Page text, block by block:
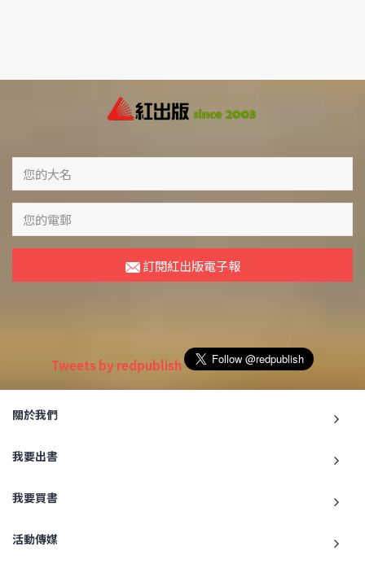
訂閱紅出版電子報
Tweets by redpublish
關於我們
我要出書
我要買書
活動傳媒